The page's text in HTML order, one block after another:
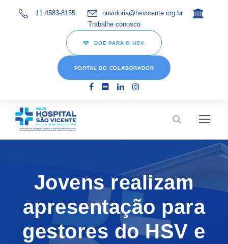
11 4583-8155
ouvidoria@hsvicente.org.br
Trabalhe conosco
DOE PARA O HSV
PORTAL DO COLABORADOR
Jovens realizam
apresentação para
gestores do HSV e